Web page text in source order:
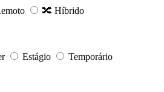
🔀 Híbrido
Estágio
Temporário